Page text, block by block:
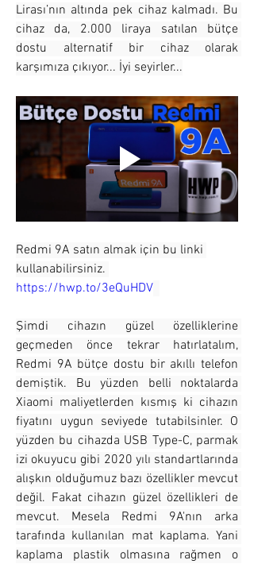
Lirası’nın altında pek cihaz kalmadı. Bu
cihaz da, 2.000 liraya satılan bütçe
dostu alternatif bir cihaz olarak
karşımıza çıkıyor... İyi seyirler...
Redmi 9A satın almak için bu linki
https://hwp.to/3eQuHDV
Şimdi cihazın güzel özelliklerine
geçmeden önce tekrar hatırlatalım,
Redmi 9A bütçe dostu bir akıllı telefon
demiştik. Bu yüzden belli noktalarda
Xiaomi maliyetlerden kısmış ki cihazın
fiyatını uygun seviyede tutabilsinler. O
yüzden bu cihazda USB Type-C, parmak
izi okuyucu gibi 2020 yılı standartlarında
alışkın olduğumuz bazı özellikler mevcut
değil. Fakat cihazın güzel özellikleri de
mevcut. Mesela Redmi 9A'nın arka
tarafında kullanılan mat kaplama. Yani
kaplama plastik olmasına rağmen o